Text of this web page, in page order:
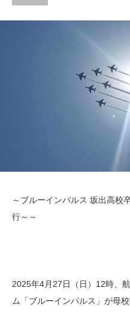
～ブルーインパルス 坂出高校
行～～
2025年4月27日（日）12時、
ム「ブルーインパルス」が母